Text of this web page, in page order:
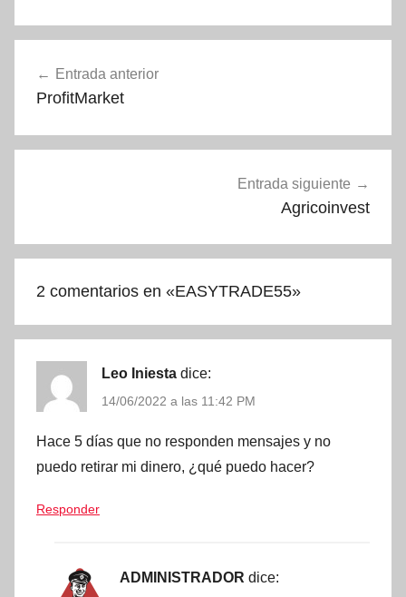
de
Entrada anterior
ProfitMarket
Entrada siguiente
Agricoinvest
2 comentarios en «EASYTRADE55»
Leo Iniesta dice:
14/06/2022 a las 11:42 PM
Hace 5 días que no responden mensajes y no
puedo retirar mi dinero, ¿qué puedo hacer?
Responder
ADMINISTRADOR dice: